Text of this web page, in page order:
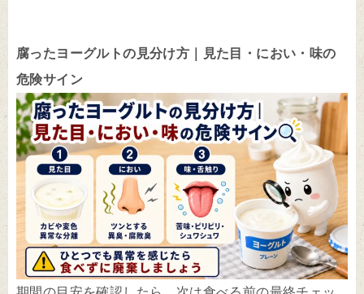
腐ったヨーグルトの見分け方｜見た目・におい・味の
危険サイン